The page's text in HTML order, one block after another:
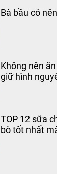
Bà bầu có
Không nên
giữ hình
TOP 12 sữa
bò tốt nhất